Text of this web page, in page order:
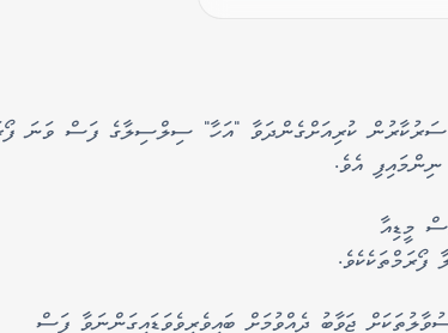
ކުރިއަށްގެންދަވާ "އަހާ" ސިލްސިލާގެ ފަސް ވަނަ
މީޑިއާ
ޖަވާބު ދެއްވުމަށް ބައިވެރިވެވަޑައިގަންނަވާ ފަސް